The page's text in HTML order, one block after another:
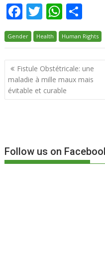
F
ac
e
b
o
o
k
T
w
itt
er
W
h
at
s
A
p
p
ar
ta
g
er
Gender Health Human Rights
Navigation
de
l’article
Fistule Obstétricale: une
maladie à mille maux mais
évitable et curable
Follow us on